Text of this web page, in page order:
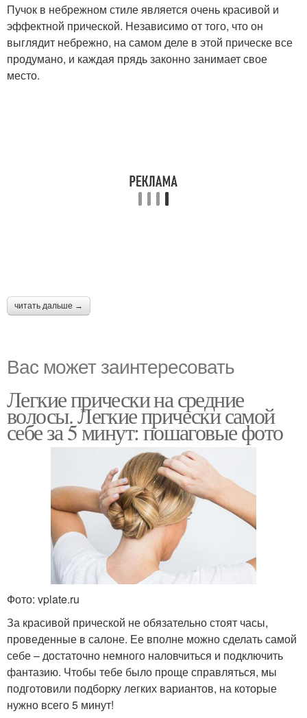
Пучок в небрежном стиле является очень красивой и
эффектной прической. Независимо от того, что он
выглядит небрежно, на самом деле в этой прическе все
продумано, и каждая прядь законно занимает свое
место.
читать дальше →
Вас может заинтересовать
Легкие прически на средние
волосы. Легкие прически самой
себе за 5 минут: пошаговые фото
Фото: vplate.ru
За красивой прической не обязательно стоят часы,
проведенные в салоне. Ее вполне можно сделать самой
себе – достаточно немного наловчиться и подключить
фантазию. Чтобы тебе было проще справляться, мы
подготовили подборку легких вариантов, на которые
нужно всего 5 минут!